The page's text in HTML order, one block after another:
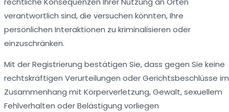
verantwortlich sind, die versuchen könnten, Ihre
persönlichen Interaktionen zu kriminalisieren oder
einzuschränken.
Mit der Registrierung bestätigen Sie, dass gegen Sie keine
rechtskräftigen Verurteilungen oder Gerichtsbeschlüsse im
Zusammenhang mit Körperverletzung, Gewalt, sexuellem
Fehlverhalten oder Belästigung vorliegen